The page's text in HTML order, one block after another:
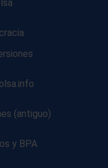
(antiguo)
y BPA